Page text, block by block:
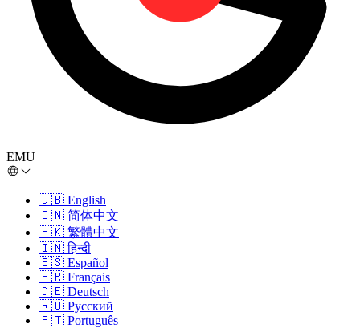
EMU
🇬🇧 English
🇨🇳 简体中文
🇭🇰 繁體中文
🇮🇳 हिन्दी
🇪🇸 Español
🇫🇷 Français
🇩🇪 Deutsch
🇷🇺 Русский
🇵🇹 Português